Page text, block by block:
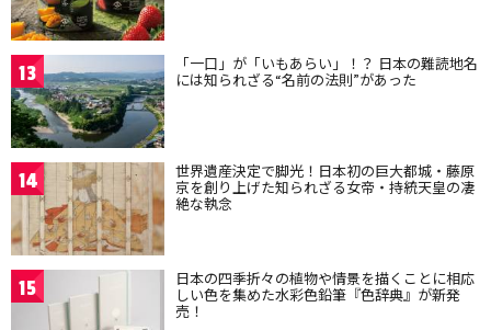
13 「一口」が「いもあらい」！？ 日本の難読地名
には知られざる“名前の法則”があった
14 世界遺産決定で脚光！日本初の巨大都城・藤原
京を創り上げた知られざる女帝・持統天皇の凄
絶な執念
15 日本の四季折々の植物や情景を描くことに相応
しい色を集めた水彩色鉛筆『色辞典』が新発
売！